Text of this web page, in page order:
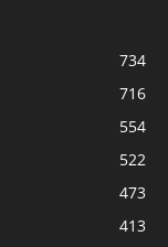
734
716
554
522
473
413